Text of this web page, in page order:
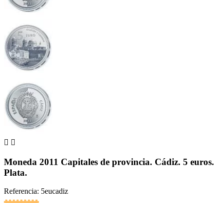
 
Moneda 2011 Capitales de provincia. Cádiz. 5 euros.
Plata.
Referencia: 5eucadiz